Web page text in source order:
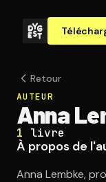
Retour
AUTEUR
Anna
1 livre
À propos de
Anna Lembke,